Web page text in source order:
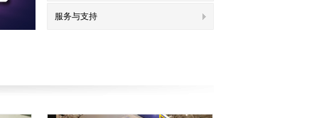
服务与支持